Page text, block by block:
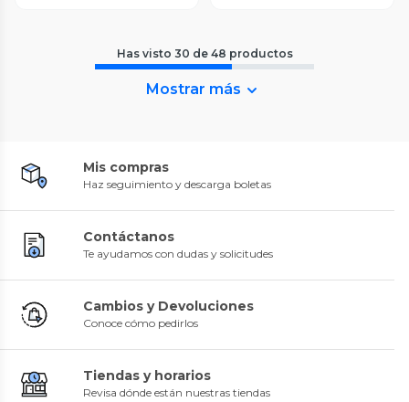
Has visto 30 de 48 productos
Mostrar más
Mis compras
Haz seguimiento y descarga boletas
Contáctanos
Te ayudamos con dudas y solicitudes
Cambios y Devoluciones
Conoce cómo pedirlos
Tiendas y horarios
Revisa dónde están nuestras tiendas